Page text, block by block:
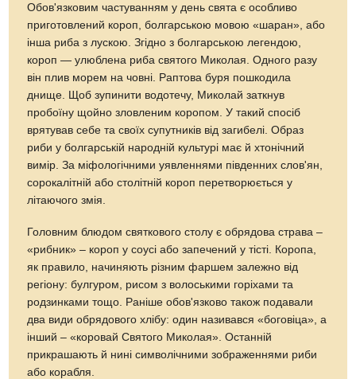
Обов'язковим частуванням у день свята є особливо
приготовлений короп, болгарською мовою «шаран», або
інша риба з лускою. Згідно з болгарською легендою,
короп — улюблена риба святого Миколая. Одного разу
він плив морем на човні. Раптова буря пошкодила
днище. Щоб зупинити водотечу, Миколай заткнув
пробоїну щойно зловленим коропом. У такий спосіб
врятував себе та своїх супутників від загибелі. Образ
риби у болгарській народній культурі має й хтонічний
вимір. За міфологічними уявленнями південних слов'ян,
сорокалітній або столітній короп перетворюється у
літаючого змія.
Головним блюдом святкового столу є обрядова страва –
«рибник» – короп у соусі або запечений у тісті. Коропа,
як правило, начиняють різним фаршем залежно від
регіону: булгуром, рисом з волоськими горіхами та
родзинками тощо. Раніше обов'язково також подавали
два види обрядового хлібу: один називався «боговіца», а
інший – «коровай Святого Миколая». Останній
прикрашають й нині символічними зображеннями риби
або корабля.